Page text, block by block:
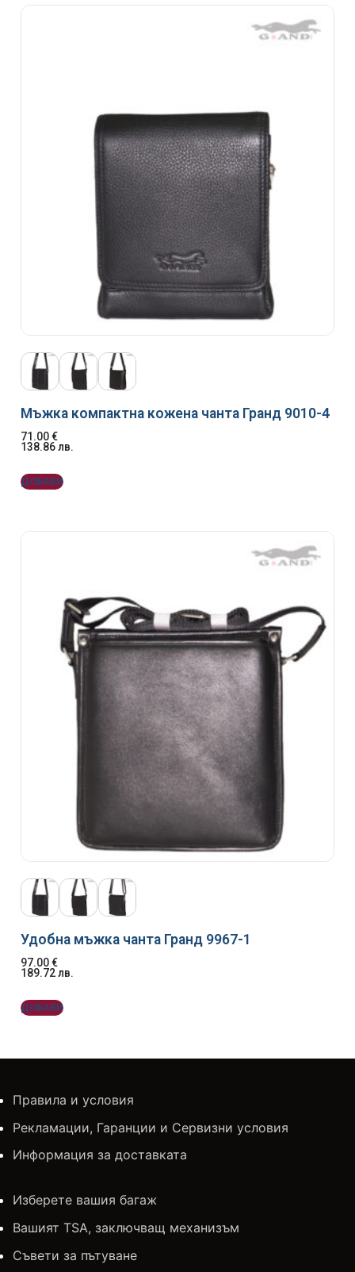
Мъжка компактна кожена чанта Гранд 9010-4
71.00€
138.86лв.
ДОБАВИ
Удобна мъжка чанта Гранд 9967-1
97.00€
189.72лв.
ДОБАВИ
Правила и условия
Рекламации, Гаранции и Сервизни условия
Информация за доставката
Изберете вашия багаж
Вашият TSA, заключващ механизъм
Съвети за пътуване